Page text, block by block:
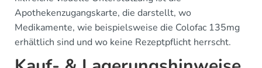
Apothekenzugangskarte, die darstellt, wo
Medikamente, wie beispielsweise die Colofac 135mg
erhältlich sind und wo keine Rezeptpflicht herrscht.